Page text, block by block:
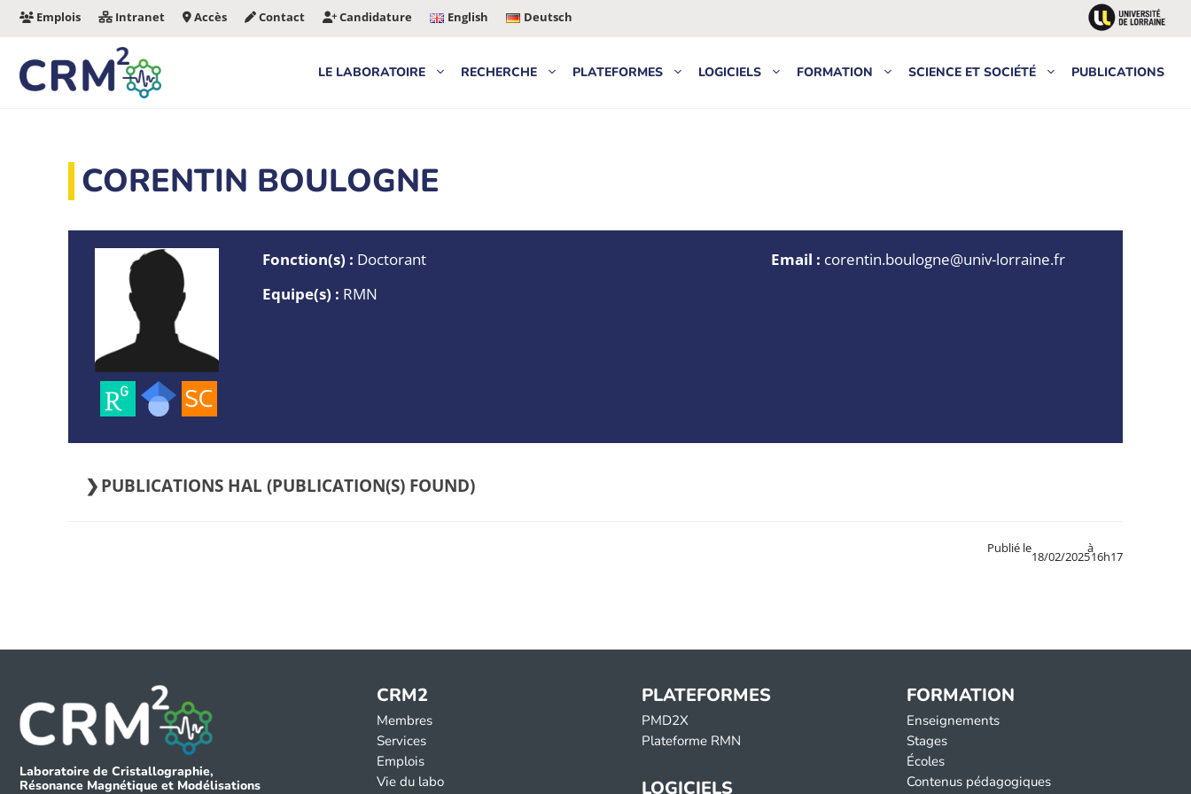
Aller
contenu
Emplois Intranet Accès Contact Candidature English Deutsch
LE LABORATOIRE RECHERCHE PLATEFORMES LOGICIELS FORMATION SCIENCE ET SOCIÉTÉ PUBLICATIONS
CORENTIN BOULOGNE
Fonction(s) : Doctorant
Equipe(s) : RMN
Email : corentin.boulogne@univ-lorraine.fr
PUBLICATIONS HAL ( )
Publié le
18/02/2025
à
16h17
Laboratoire de Cristallographie,
Résonance Magnétique et Modélisations
CRM2
Membres
Services
Emplois
Vie du labo
PLATEFORMES
PMD2X
Plateforme RMN
LOGICIELS
FORMATION
Enseignements
Stages
Écoles
Contenus pédagogiques